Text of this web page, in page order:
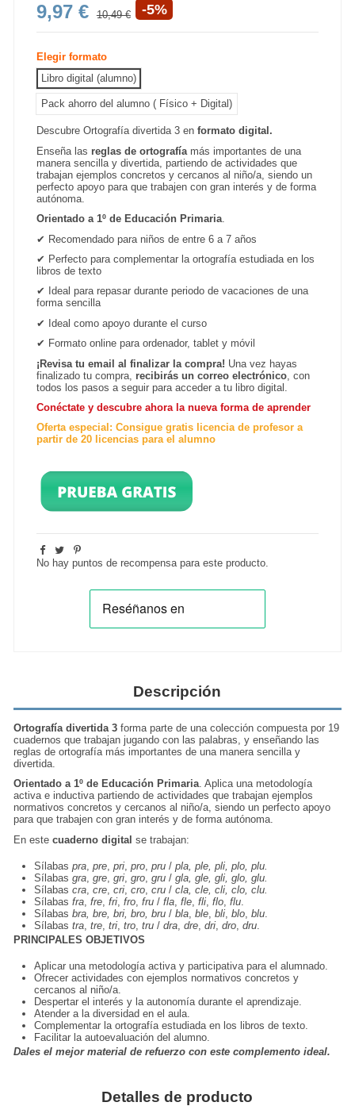
9,97 € 10,49 € -5%
Elegir formato
Libro digital (alumno)
Pack ahorro del alumno ( Físico + Digital)
Descubre Ortografía divertida 3 enformato digital.
Enseña las reglas de ortografía más importantes de una
manera sencilla y divertida, partiendo de actividades que
trabajan ejemplos concretos y cercanos al niño/a, siendo un
perfecto apoyo para que trabajen con gran interés y de forma
autónoma.
Orientado a 1º de Educación Primaria.
✔ Recomendado para niños de entre 6 a 7 años
✔ Perfecto para complementar la ortografía estudiada en los
libros de texto
✔
Ideal para repasar durante periodo de vacaciones de una
forma sencilla
✔
Ideal como apoyo durante el curso
✔ Formato online para ordenador, tablet y móvil
¡Revisa tu email al finalizar la compra! Una vez hayas
finalizado tu compra, recibirás un correo electrónico , con
todos los pasos a seguir para acceder a tu libro digital.
Conéctate y descubre ahora la nueva forma de aprender
Oferta especial: Consigue gratis licencia de profesor a
partir de 20 licencias para el alumno
No hay puntos de recompensa para este producto.
Descripción
Ortografía divertida 3forma parte de una colección compuesta por 19
cuadernos que trabajan jugando con las palabras, y enseñando las
reglas de ortografía más importantes de una manera sencilla y
divertida.
Orientado a 1º de Educación Primaria. Aplica una metodología
activa e inductiva partiendo de actividades que trabajan ejemplos
normativos concretos y cercanos al niño/a, siendo un perfecto apoyo
para que trabajen con gran interés y de forma autónoma.
En estecuaderno digital se trabajan:
Sílabas pra pre pri pro pru/ pla, ple, pli, plo, plu.
Sílabas gra gre gri gro gru/ gla, gle, gli, glo, glu.
Sílabas cra cre cri cro cru/ cla, cle, cli, clo, clu.
Sílabas fra fre fri fro fru/ fla fle fli flo flu
Sílabas bra, bre, bri, bro, bru/ bla ble bli blo blu
Sílabas tra tre tri tro tru/ dra dre dri dro dru
PRINCIPALES OBJETIVOS
Aplicar una metodología activa y participativa para el alumnado.
Ofrecer actividades con ejemplos normativos concretos y
cercanos al niño/a.
Despertar el interés y la autonomía durante el aprendizaje.
Atender a la diversidad en el aula.
Complementar la ortografía estudiada en los libros de texto.
Facilitar la autoevaluación del alumno.
Dales el mejor material de refuerzo con este complemento ideal.
Detalles de producto